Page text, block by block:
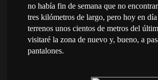
no había fin de semana que no
tres kilómetros de largo, pero hoy en
terrenos unos cientos de metros del
visitaré la zona de nuevo y, bueno, a
pantalones.